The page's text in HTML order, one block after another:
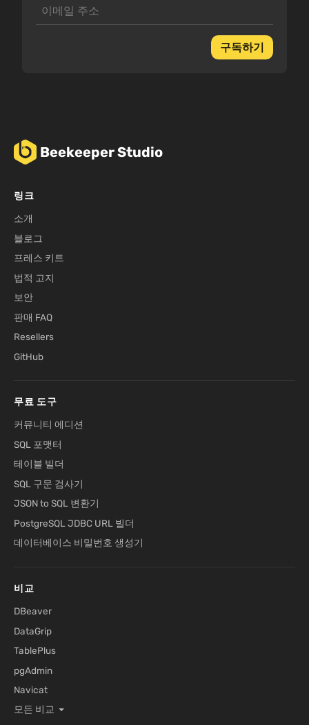
구독하기
Beekeeper Studio
링크
소개
블로그
프레스 키트
법적 고지
보안
판매 FAQ
Resellers
GitHub
무료 도구
커뮤니티 에디션
SQL 포맷터
테이블 빌더
SQL 구문 검사기
JSON to SQL 변환기
PostgreSQL JDBC URL 빌더
데이터베이스 비밀번호 생성기
비교
DBeaver
DataGrip
TablePlus
pgAdmin
Navicat
모든 비교